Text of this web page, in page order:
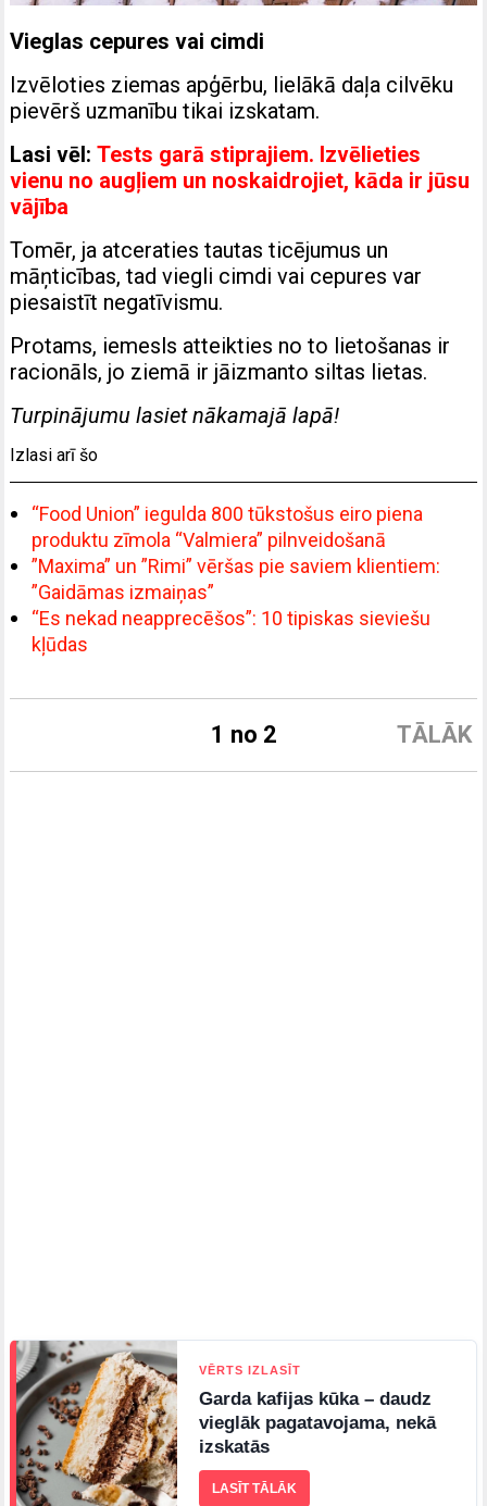
Vieglas cepures vai cimdi
Izvēloties ziemas apģērbu, lielākā daļa cilvēku
pievērš uzmanību tikai izskatam.
Lasi vēl:Tests garā stiprajiem. Izvēlieties
vienu no augļiem un noskaidrojiet, kāda ir jūsu
vājība
Tomēr, ja atceraties tautas ticējumus un
māņticības, tad viegli cimdi vai cepures var
piesaistīt negatīvismu.
Protams, iemesls atteikties no to lietošanas ir
racionāls, jo ziemā ir jāizmanto siltas lietas.
Turpinājumu lasiet nākamajā lapā!
Izlasi arī šo
“Food Union” iegulda 800 tūkstošus eiro piena
produktu zīmola “Valmiera” pilnveidošanā
”Maxima” un ”Rimi” vēršas pie saviem klientiem:
”Gaidāmas izmaiņas”
“Es nekad neapprecēšos”: 10 tipiskas sieviešu
kļūdas
TĀLĀK
1 no 2
VĒRTS IZLASĪT
Garda kafijas kūka – daudz
vieglāk pagatavojama, nekā
izskatās
LASĪT TĀLĀK